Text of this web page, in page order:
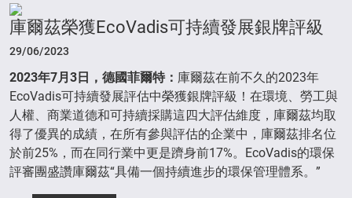
庫爾茲榮獲EcoVadis可持續發展銀牌評級
29/06/2023
2023年7月3日，德國菲爾特： 庫爾茲在前不久的2023年
EcoVadis可持續發展評估中榮獲銀牌評級！在環境、勞工與
人權、商業道德和可持續採購這四大評估維度，庫爾茲均取
得了優異的成績，在所有參與評估的企業中，庫爾茲排名位
於前25%，而在同行業中更是躋身前17%。EcoVadis的環保
評審團盛讚庫爾茲“具備一個持續進步的環保管理體系。”